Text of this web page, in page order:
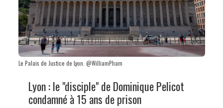
Le Palais de Justice de Lyon. @WilliamPham
Lyon : le "disciple" de Dominique Pelicot
condamné à 15 ans de prison